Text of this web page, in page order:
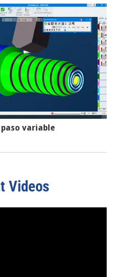
paso variable
Videos